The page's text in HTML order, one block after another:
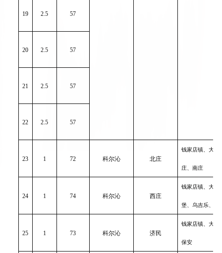
19 2.5 57
20 2.5 57
21 2.5 57
22 2.5 57
23 1 72 科尔沁 北庄
钱家店镇、大林
庄、南庄
24 1 74 科尔沁 西庄
钱家店镇、大林
堡、乌吉乐、民
25 1 73 科尔沁 济民
钱家店镇、大林
保安